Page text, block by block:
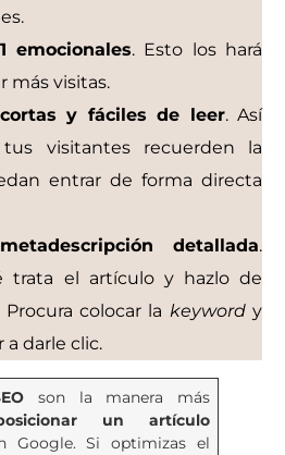
emocionales. Esto los hará
más visitas.
y fáciles de leer. Así
visitantes recuerden la
entrar de forma directa
metadescripción detallada.
trata el artículo y hazlo de
colocar la keywordy
a darle clic.
son la manera más
un artículo
Google. Si optimizas el